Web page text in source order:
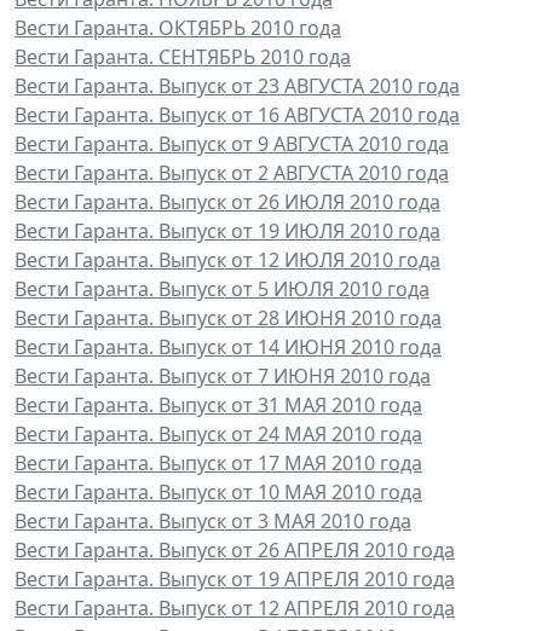
Вести Гаранта. ОКТЯБРЬ 2010 года
Вести Гаранта. СЕНТЯБРЬ 2010 года
Вести Гаранта. Выпуск от 23 АВГУСТА 2010 года
Вести Гаранта. Выпуск от 16 АВГУСТА 2010 года
Вести Гаранта. Выпуск от 9 АВГУСТА 2010 года
Вести Гаранта. Выпуск от 2 АВГУСТА 2010 года
Вести Гаранта. Выпуск от 26 ИЮЛЯ 2010 года
Вести Гаранта. Выпуск от 19 ИЮЛЯ 2010 года
Вести Гаранта. Выпуск от 12 ИЮЛЯ 2010 года
Вести Гаранта. Выпуск от 5 ИЮЛЯ 2010 года
Вести Гаранта. Выпуск от 28 ИЮНЯ 2010 года
Вести Гаранта. Выпуск от 14 ИЮНЯ 2010 года
Вести Гаранта. Выпуск от 7 ИЮНЯ 2010 года
Вести Гаранта. Выпуск от 31 МАЯ 2010 года
Вести Гаранта. Выпуск от 24 МАЯ 2010 года
Вести Гаранта. Выпуск от 17 МАЯ 2010 года
Вести Гаранта. Выпуск от 10 МАЯ 2010 года
Вести Гаранта. Выпуск от 3 МАЯ 2010 года
Вести Гаранта. Выпуск от 26 АПРЕЛЯ 2010 года
Вести Гаранта. Выпуск от 19 АПРЕЛЯ 2010 года
Вести Гаранта. Выпуск от 12 АПРЕЛЯ 2010 года